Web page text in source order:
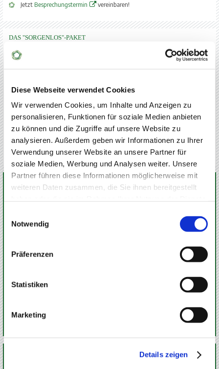
Diese Webseite verwendet Cookies
Wir verwenden Cookies, um Inhalte und Anzeigen zu
personalisieren, Funktionen für soziale Medien anbieten
zu können und die Zugriffe auf unsere Website zu
analysieren. Außerdem geben wir Informationen zu Ihrer
Verwendung unserer Website an unsere Partner für
soziale Medien, Werbung und Analysen weiter. Unsere
Partner führen diese Informationen möglicherweise mit
weiteren Daten zusammen, die Sie ihnen bereitgestellt
Notwendig
Präferenzen
Statistiken
Marketing
Details zeigen
Jetzt Besprechungstermin vereinbaren!
DAS "SORGENLOS"-PAKET
Für alle, die in dem Fall der Fälle Ihre Familienangehörigen bei der
Übernahme der Verantwortung entlasten wollen. Dies beinhaltet neben
Erfahrene, kompetente Beratung und Begleitung erhalten Sie von unserem
Netzwerkpartner, derSORGEN LOS GmbH
.
Hinweis: vor allem für Unternehmer ist diese Dienstleistung zu empfehlen,
die im Fall der Fälle eine Fortsetzung der betrieblichen Aufgaben und
Abläufe mit einem konkreten Notfallplan sicher stellen wollen.
07340 / 967 99 11
Termin vereinbaren